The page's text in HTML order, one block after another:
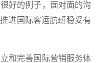
好的例子，面对面的沟
进国际客运航班稳妥有
和完善国际营销服务体